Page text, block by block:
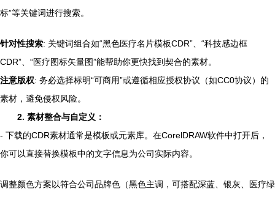
标”等关键词进行搜索。
针对性搜索: 关键词组合如“黑色医疗名片模板CDR”、“科技感边框
CDR”、“医疗图标矢量图”能帮助你更快找到契合的素材。
注意版权: 务必选择标明“可商用”或遵循相应授权协议（如CC0协议）的
素材，避免侵权风险。
2. 素材整合与自定义：
- 下载的CDR素材通常是模板或元素库。在CorelDRAW软件中打开后，
你可以直接替换模板中的文字信息为公司实际内容。
调整颜色方案以符合公司品牌色（黑色主调，可搭配深蓝、银灰、医疗绿